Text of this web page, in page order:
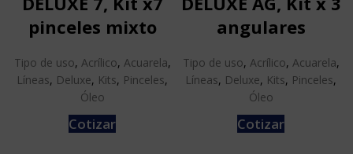
pinceles mixto
Tipo de uso, Acrílico, Acuarela,
Líneas, Deluxe, Kits, Pinceles,
Óleo
Cotizar
angulares
Tipo de uso, Acrílico, Acuarela,
Líneas, Deluxe, Kits, Pinceles,
Óleo
Cotizar